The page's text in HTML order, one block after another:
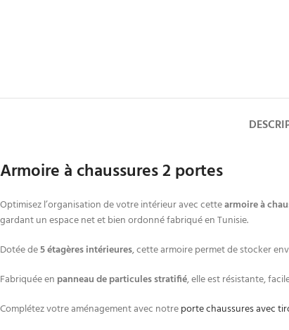
Armoire à chaussures 2 portes
Optimisez l’organisation de votre intérieur avec cettearmoire à
gardant un espace net et bien ordonné fabriqué en Tunisie.
Dotée de5 étagères intérieures, cette armoire permet de stocker
Fabriquée en panneau de particules stratifié, elle est résistante,
Complétez votre aménagement avec notreporte chaussures avec